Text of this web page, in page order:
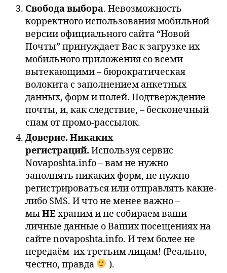
Свобода выбора. Невозможность
корректного использования мобильной
версии официального сайта “Новой
Почты” принуждает Вас к загрузке их
мобильного приложения со всеми
вытекающими – бюрократическая
волокита с заполнением анкетных
данных, форм и полей. Подтверждение
почты, и, как следствие, – бесконечный
спам от промо-рассылок.
Доверие. Никаких
регистраций. Используя сервис
Novaposhta.info – вам не нужно
заполнять никаких форм, не нужно
регистрироваться или отправлять какие-
либо SMS. И что не менее важно –
мыНЕхраним и не собираем ваши
личные данные о Ваших посещениях на
сайте novaposhta.info. И тем более не
передаём их третьим лицам! (Реально,
честно, правда
).